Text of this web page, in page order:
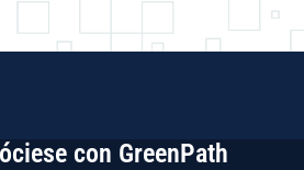
con GreenPath